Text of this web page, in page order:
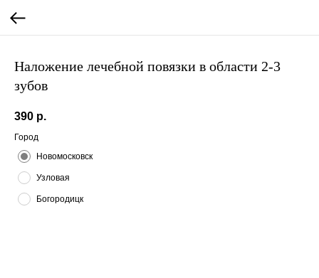
Наложение лечебной повязки в области 2-3
зубов
390 р.
Город
Новомосковск
Узловая
Богородицк